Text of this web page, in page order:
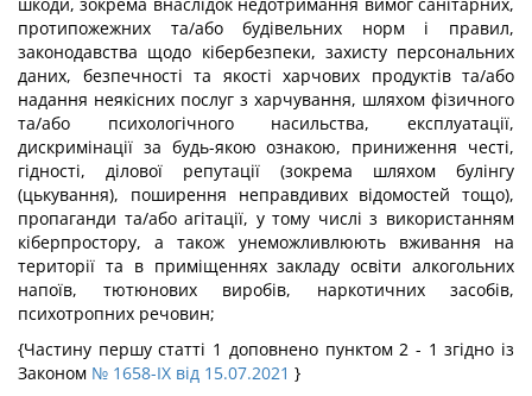
протипожежних та/або будівельних норм і правил,
законодавства щодо кібербезпеки, захисту персональних
даних, безпечності та якості харчових продуктів та/або
надання неякісних послуг з харчування, шляхом фізичного
та/або психологічного насильства, експлуатації,
дискримінації за будь-якою ознакою, приниження честі,
гідності, ділової репутації (зокрема шляхом булінгу
(цькування), поширення неправдивих відомостей тощо),
пропаганди та/або агітації, у тому числі з використанням
кіберпростору, а також унеможливлюють вживання на
території та в приміщеннях закладу освіти алкогольних
напоїв, тютюнових виробів, наркотичних засобів,
психотропних речовин;
{Частину першу статті 1 доповнено пунктом 2 - 1 згідно із
Законом № 1658-IX від 15.07.2021 }